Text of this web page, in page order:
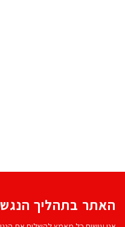
האתר בתהליך